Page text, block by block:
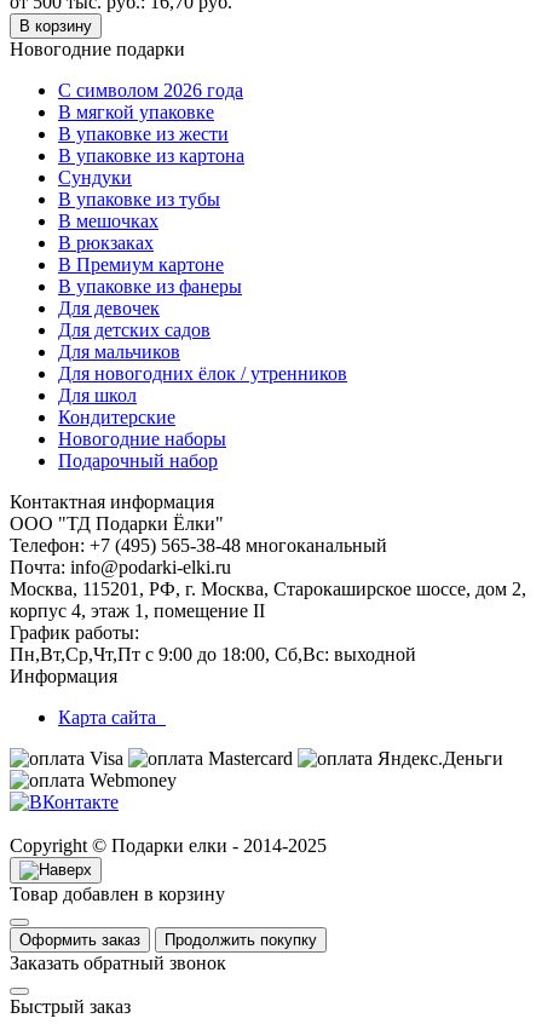
В корзину
Новогодние подарки
C символом 2026 года
В мягкой упаковке
В упаковке из жести
В упаковке из картона
Сундуки
В упаковке из тубы
В мешочках
В рюкзаках
В Премиум картоне
В упаковке из фанеры
Для девочек
Для детских садов
Для мальчиков
Для новогодних ёлок / утренников
Для школ
Кондитерские
Новогодние наборы
Подарочный набор
Контактная информация
ООО "ТД Подарки Ёлки"
Телефон: +7 (495) 565-38-48 многоканальный
Почта: info@podarki-elki.ru
Москва, 115201, РФ, г. Москва, Старокаширское шоссе, дом 2,
корпус 4, этаж 1, помещение II
График работы:
Пн,Вт,Ср,Чт,Пт с 9:00 до 18:00, Сб,Вс: выходной
Информация
Карта сайта
Copyright © Подарки елки - 2014-2025
Товар добавлен в корзину
Оформить заказ Продолжить покупку
Заказать обратный звонок
Быстрый заказ